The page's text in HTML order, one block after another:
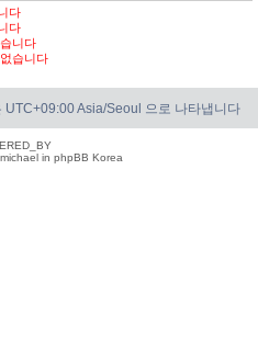
다
다
니다
없습니다
UTC+09:00 Asia/Seoul 으로 나타냅니다
in phpBB Korea